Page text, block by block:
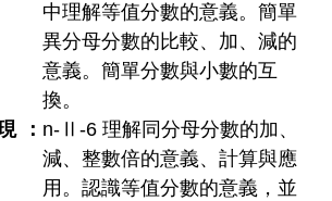
中理解等值分數的意義。簡單
異分母分數的比較、加、減的
意義。簡單分數與小數的互
換。
n-Ⅱ-6 理解同分母分數的加、
減、整數倍的意義、計算與應
用。認識等值分數的意義，並